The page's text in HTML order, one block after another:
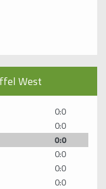
West
0:0
0:0
0:0
0:0
0:0
0:0